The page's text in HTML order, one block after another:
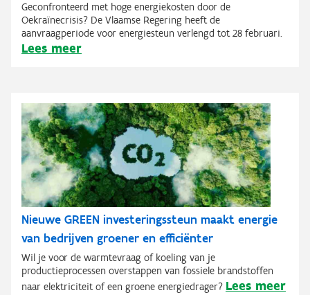
Geconfronteerd met hoge energiekosten door de
Oekraïnecrisis? De Vlaamse Regering heeft de
aanvraagperiode voor energiesteun verlengd tot 28 februari.
Lees meer
Nieuwe GREEN investeringssteun maakt energie
van bedrijven groener en efficiënter
Wil je voor de warmtevraag of koeling van je
productieprocessen overstappen van fossiele brandstoffen
naar elektriciteit of een groene energiedrager? Lees meer